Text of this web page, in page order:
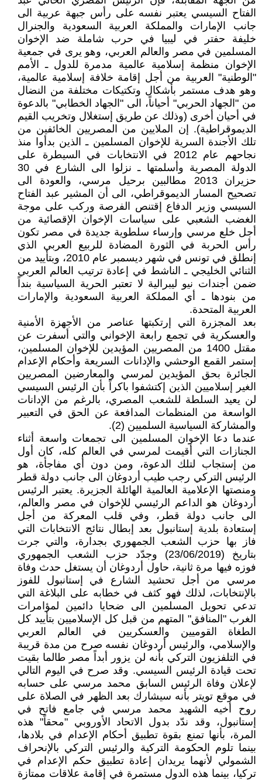
الفتاح السيسي يعتبر نفسه على رأس جبهة عربية الى
جانب الإمارات والمملكة العربية السعودية والجنرال
خليفة حفتر في ليبيا في حرب شاملة ضد الإخوان
المسلمين في مصر والعالم العربي، وهو يرى في جمعية
الإخوان منظمة إسلامية عالمية مدمرة للدول ـ الأمم
"الوطنية" العربية من أجل إقامة خلافة إسلامية عالمية،
وهو هدف مستمر بأشكال وتكتيكات مختلفة من النضال
من "الجهاد الحربي" أحياناً، الى "الجهاد الخطابي" بالدعوة
في أحيان أخرى (وذلك عن طريق إستغلال وتخريب القيم
الديموقراطية). إن الملايين من المصريين الخائفين من
تلك الأجندة السرية للإخوان المسلمين ـ الذين بدأوا منذ
نجاحهم عام 2012 في الانتخابات في السيطرة على
الدولة المصرية وأسلمتها ـ نزلوا الى الشارع في 30
حزيران 2013 مطالبين برحيل مرسي، والعودة الى
تصحيح المسار الديموقراطي، الى أن المشير عبد الفتاح
السيسي وزير الدفاع إقتنص الفرصة وركب على موجة
الغضب الشعبي على سياسات الإخوان الإقصائية من
أجل خلع مرسي وإرساء سلطوية جديدة في مصر تكون
رأس الحربة في الثورة المضادة للربيع العربي الذي
إنطلق في تونس في شهر ديسمبر عام 2010، وبتأييد من
الثنائي الخليجي ـ الناشط في إعادة ترتيب العالم العربي
ضمن أجندات نيو ليبرالية لا تعتبر الحرية السياسية بنداً
من بنودها ـ أي المملكة العربية السعودية والإمارات
العربية المتحدة.
بعد المجزرة التي إرتكبتها عناصر من الأجهزة الأمنية
والعسكرية في تجمع رابعة الإخواني والتي أسفرت عن
مقتل 1400 من المصريين المؤيدين للإخوان المسلمين،
إستمر القمع الوحشي والإدانات السريعة وأحكام الإعدام
الجائرة بحق المؤيدين لمرسي والمعارضين المصريين
الغير إسلاميين الذين إكتشفوا باكراً بأن الرئيس السيسي
لن يعيد السلطة للشعب المصري، بالرغم من الإدانات
الواسعة من المنظمات المدافعة عن الحق في التعبير
والمشاركة السياسية السلميين (2).
عندما دعا الإخوان المسلمين الى تجمعات واسعة أثناء
الجنازات التي أقيمت لمرسي في العالم كله، كان أول
من إستجاب لتلك الدعوة، ومن دون أي مفاجأة، هو
الرئيس التركي رجب طيب أردوغان الى جانب دولة قطر
ومنصتها الإعلامية العالمية الهائلة الجزيرة. يعتبر الرئيس
أردوغان هو الداعم الرئيسي للإخوان في مصر والعالم،
الى جانب دولة قطر، وفي قلب المعركة من أجل
إستعادة بلدية إستانبول بعد إبطال نتائج الانتخابات التي
فاز بها حزب الشعب الجمهوري بجدارة، والتي جرت
بتاريخ (23/06/2019) وجدّد حزب الشعب الجمهوري
فوزه فيها مرة ثانية، حاول أردوغان أن يستغل حدث وفاة
مرسي من أجل تحشيد الشارع في إستانبول للفوز
بالإنتخابات، لذلك فهو كثف في خطابه على البلاغة التي
تدعي تحويل المسلمين الى ضحايا دائمين لمؤامرات
الغرب "المنافق" المتهم من قبل كل الإسلاميين بتأييد كل
الطغاة القوميين والعسكريين في العالم العربي
والإسلامي، والرئيس أردوغان نفسه صرح من مدة قريبة
في التلفزيون التركي بأنه لن يزور أبداً مصر طالما بقيت
تحت قيادة الرئيس السيسي. وقد صرح في اليوم التالي
لإعلان وفاة الرئيس السابق محمد مرسي على حسابه
في موقع تويتر بأنه سيشارك بعد الظهر في الصلاة على
روح أخيه الشهيد محمد مرسي في جامع فاتح في
إستانبول، وقد ندّد بدول الاتحاد الأوروبي "محقاً" هذه
المرة، بأنها تمنع بقوة تطبيق أحكام الإعدام في بلادها،
بينما تلوم الحكومة التركية والرئيس التركي بالإنحراف
الشمولي لأنهما يريدان إعادة تطبيق حكم الإعدام في
تركيا، بينما هذه الدول مستمرة في إقامة علاقات ممتازة